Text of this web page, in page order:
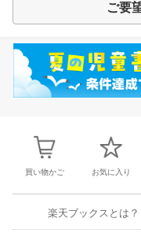
ご要
買い物かご お気に入り
楽天ブックスとは？